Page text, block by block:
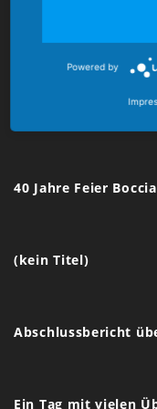
verband@boccia-
Latest News
40 Jahre Feier
(kein Titel)
Abschlussbericht
Ein Tag mit vielen
Powered by